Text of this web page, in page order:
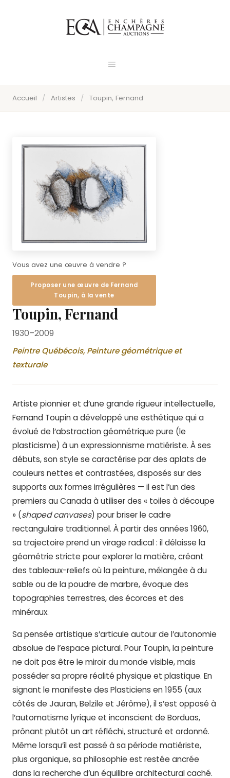
Accueil / Artistes / Toupin, Fernand
Vous avez une œuvre à vendre ?
Proposer une œuvre de Fernand
Toupin, à la vente
Toupin, Fernand
1930–2009
Peintre Québécois, Peinture géométrique et
texturale
Artiste pionnier et d’une grande rigueur intellectuelle,
Fernand Toupin a développé une esthétique qui a
évolué de l’abstraction géométrique pure (le
plasticisme) à un expressionnisme matiériste. À ses
débuts, son style se caractérise par des aplats de
couleurs nettes et contrastées, disposés sur des
supports aux formes irrégulières — il est l’un des
premiers au Canada à utiliser des « toiles à découpe
» (shaped canvases) pour briser le cadre
rectangulaire traditionnel. À partir des années 1960,
sa trajectoire prend un virage radical : il délaisse la
géométrie stricte pour explorer la matière, créant
des tableaux-reliefs où la peinture, mélangée à du
sable ou de la poudre de marbre, évoque des
topographies terrestres, des écorces et des
minéraux.
Sa pensée artistique s’articule autour de l’autonomie
absolue de l’espace pictural. Pour Toupin, la peinture
ne doit pas être le miroir du monde visible, mais
posséder sa propre réalité physique et plastique. En
signant le manifeste des Plasticiens en 1955 (aux
côtés de Jauran, Belzile et Jérôme), il s’est opposé à
l’automatisme lyrique et inconscient de Borduas,
prônant plutôt un art réfléchi, structuré et ordonné.
Même lorsqu’il est passé à sa période matiériste,
plus organique, sa philosophie est restée ancrée
dans la recherche d’un équilibre architectural caché.